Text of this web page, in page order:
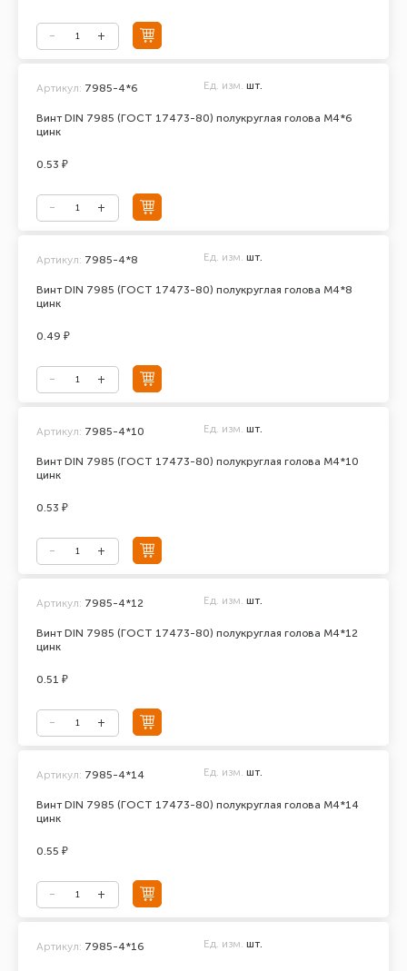
Винт DIN 7985 (ГОСТ 17473-80) полукруглая голова М4*6
цинк
Артикул: 7985-4*6 Ед. изм. шт.
0.53 ₽
Винт DIN 7985 (ГОСТ 17473-80) полукруглая голова М4*8
цинк
Артикул: 7985-4*8 Ед. изм. шт.
0.49 ₽
Винт DIN 7985 (ГОСТ 17473-80) полукруглая голова М4*10
цинк
Артикул: 7985-4*10 Ед. изм. шт.
0.53 ₽
Винт DIN 7985 (ГОСТ 17473-80) полукруглая голова М4*12
цинк
Артикул: 7985-4*12 Ед. изм. шт.
0.51 ₽
Винт DIN 7985 (ГОСТ 17473-80) полукруглая голова М4*14
цинк
Артикул: 7985-4*14 Ед. изм. шт.
0.55 ₽
Артикул: 7985-4*16 Ед. изм. шт.